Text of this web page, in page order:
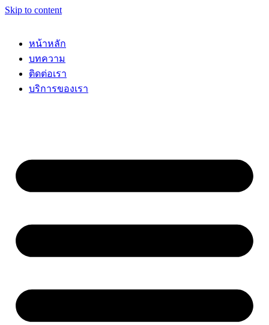
Skip to content
หน้าหลัก
บทความ
ติดต่อเรา
บริการของเรา